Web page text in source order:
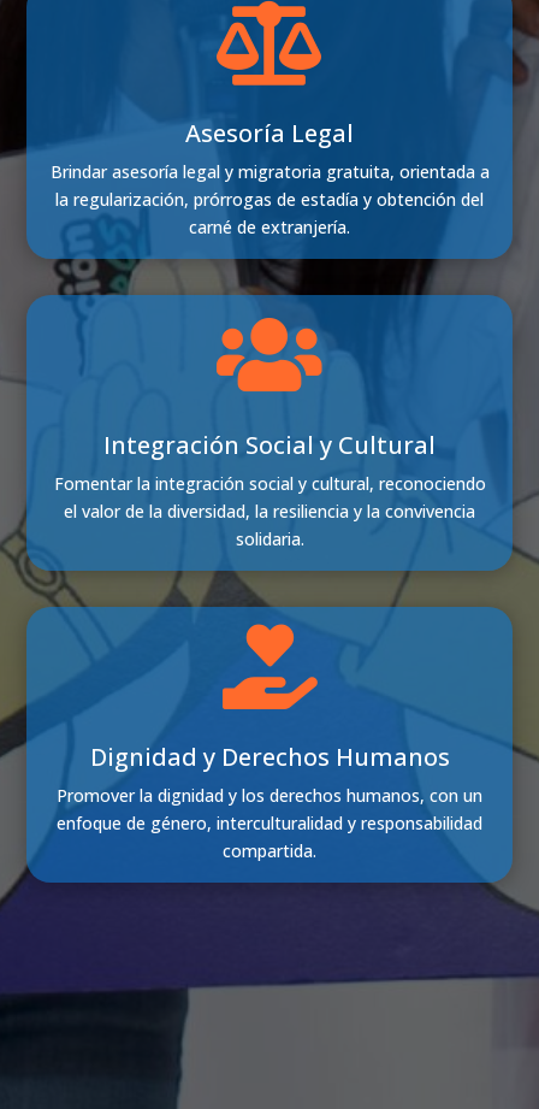

Asesoría Legal
Brindar asesoría legal y migratoria gratuita, orientada a
la regularización, prórrogas de estadía y obtención del
carné de extranjería.

Integración Social y Cultural
Fomentar la integración social y cultural, reconociendo
el valor de la diversidad, la resiliencia y la convivencia
solidaria.

Dignidad y Derechos Humanos
Promover la dignidad y los derechos humanos, con un
enfoque de género, interculturalidad y responsabilidad
compartida.